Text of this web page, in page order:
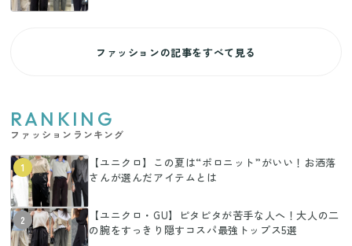
ファッションの記事をすべて見る
RANKING
ファッションランキング
1
【ユニクロ】この夏は“ポロニット”がいい！お洒落
さんが選んだアイテムとは
2
【ユニクロ・GU】ピタピタが苦手な人へ！大人の二
の腕をすっきり隠すコスパ最強トップス5選